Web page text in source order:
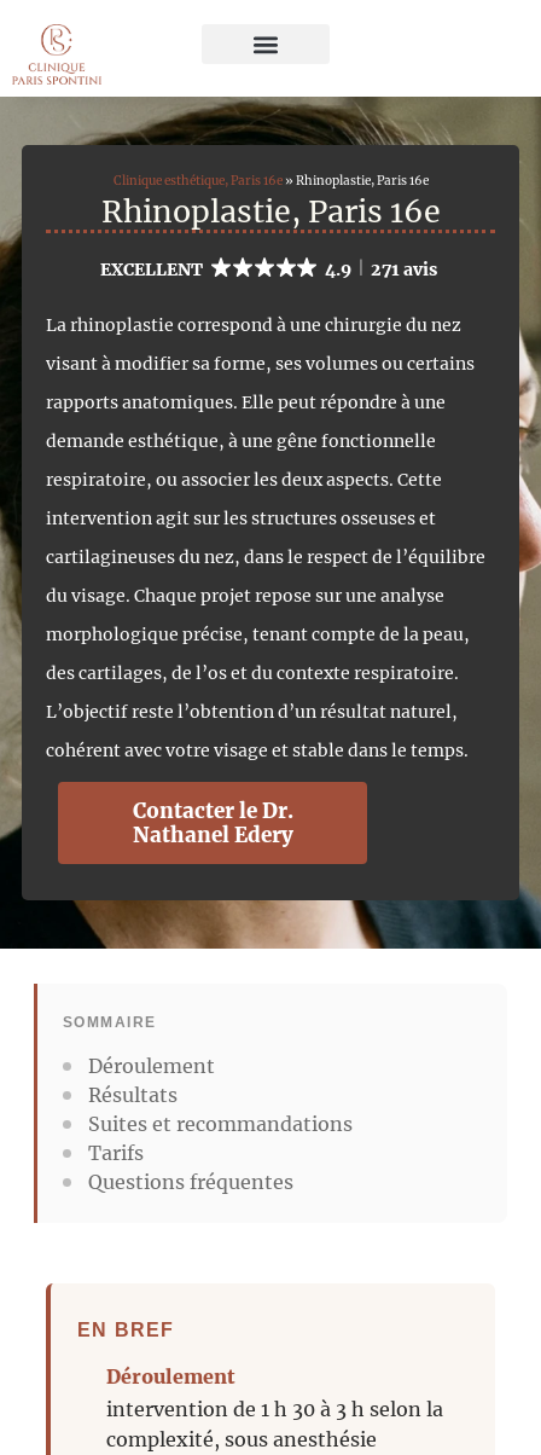
Clinique esthétique, Paris 16e» Rhinoplastie, Paris 16e
Rhinoplastie, Paris 16e
EXCELLENT 4.9 271 avis
La rhinoplastie correspond à une chirurgie du nez
visant à modifier sa forme, ses volumes ou certains
rapports anatomiques. Elle peut répondre à une
demande esthétique, à une gêne fonctionnelle
respiratoire, ou associer les deux aspects. Cette
intervention agit sur les structures osseuses et
cartilagineuses du nez, dans le respect de l’équilibre
du visage. Chaque projet repose sur une analyse
morphologique précise, tenant compte de la peau,
des cartilages, de l’os et du contexte respiratoire.
L’objectif reste l’obtention d’un résultat naturel,
cohérent avec votre visage et stable dans le temps.
Contacter le Dr.
Nathanel Edery
SOMMAIRE
Déroulement
Résultats
Suites et recommandations
Tarifs
Questions fréquentes
EN BREF
Déroulement
intervention de 1 h 30 à 3 h selon la
complexité, sous anesthésie